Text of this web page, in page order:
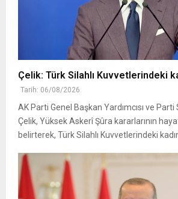
Çelik: Türk Silahlı Kuvvetlerindeki
Tarih: 06/08/2026
AK Parti Genel Başkan Yardımcısı ve
Çelik, Yüksek Askerî Şûra kararlarının
belirterek, Türk Silahlı Kuvvetlerindeki